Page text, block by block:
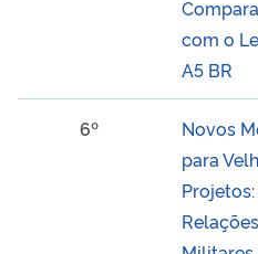
com o
A5 BR
6º
Novos
para
Relações